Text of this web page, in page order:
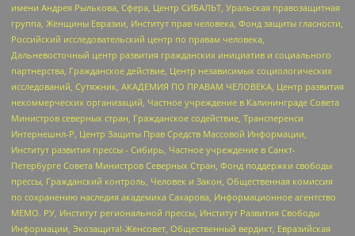
имени Андрея Рылькова, Сфера, Центр СИБАЛЬТ, Уральская правозащитная
группа, Женщины Евразии, Институт прав человека, Фонд защиты гласности,
Российский исследовательский центр по правам человека,
Дальневосточный центр развития гражданских инициатив и социального
партнерства, Гражданское действие, Центр независимых социологических
исследований, Сутяжник, АКАДЕМИЯ ПО ПРАВАМ ЧЕЛОВЕКА, Центр развития
некоммерческих организаций, Частное учреждение в Калининграде Совета
Министров северных стран, Гражданское содействие, Трансперенси
Интернешнл-Р, Центр Защиты Прав Средств Массовой Информации,
Институт развития прессы - Сибирь, Частное учреждение в Санкт-
Петербурге Совета Министров Северных Стран, Фонд поддержки свободы
прессы, Гражданский контроль, Человек и Закон, Общественная комиссия
по сохранению наследия академика Сахарова, Информационное агентство
МЕМО. РУ, Институт региональной прессы, Институт Развития Свободы
Информации, Экозащита!-Женсовет, Общественный вердикт, Евразийская